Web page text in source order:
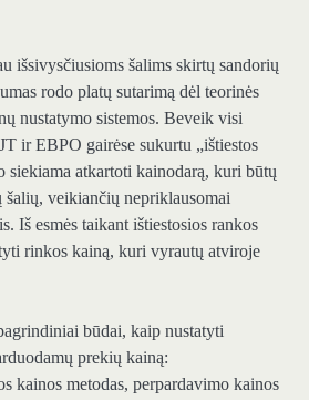
išsivysčiusioms šalims skirtų sandorių
rodo platų sutarimą dėl teorinės
nustatymo sistemos. Beveik visi
ir EBPO gairėse sukurtu „ištiestos
siekiama atkartoti kainodarą, kuri būtų
šalių, veikiančių nepriklausomai
Iš esmės taikant ištiestosios rankos
rinkos kainą, kuri vyrautų atviroje
būdai, kaip nustatyti
prekių kainą:
kainos metodas, perpardavimo kainos